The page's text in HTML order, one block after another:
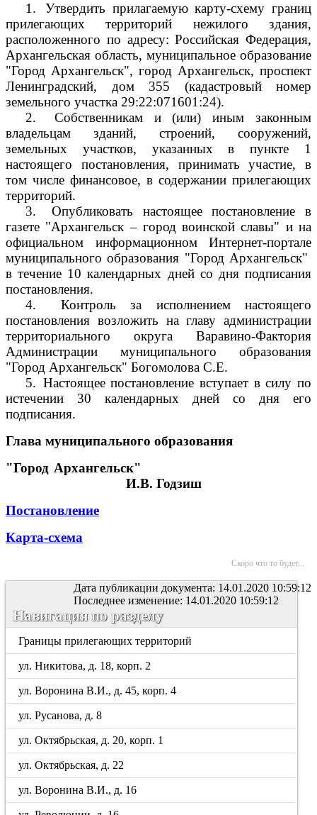
1.
Утвердить прилагаемую карту-схему границ
прилегающих территорий нежилого здания,
расположенного по адресу: Российская Федерация,
Архангельская область, муниципальное образование
"Город Архангельск", город Архангельск, проспект
Ленинградский, дом 355 (кадастровый номер
земельного участка 29:22:071601:24).
2.
Собственникам и (или) иным законным
владельцам зданий, строений, сооружений,
земельных участков, указанных в пункте 1
настоящего постановления, принимать участие, в
том числе финансовое, в содержании прилегающих
территорий.
3.
Опубликовать настоящее постановление в
газете "Архангельск – город воинской славы" и на
официальном информационном Интернет-портале
муниципального образования "Город Архангельск"
в течение 10 календарных дней со дня подписания
постановления.
4.
Контроль за исполнением настоящего
постановления возложить на главу администрации
территориального округа Варавино-Фактория
Администрации муниципального образования
"Город Архангельск" Богомолова С.Е.
5. Настоящее постановление вступает в силу по
истечении 30 календарных дней со дня его
подписания.
Глава муниципального образования
"Город Архангельск"
И.В. Годзиш
Постановление
Карта-схема
Скоро что то будет...
Дата публикации документа: 14.01.2020 10:59:12
Последнее изменение: 14.01.2020 10:59:12
Навигация по разделу
Границы прилегающих территорий
ул. Никитова, д. 18, корп. 2
ул. Воронина В.И., д. 45, корп. 4
ул. Русанова, д. 8
ул. Октябрьская, д. 20, корп. 1
ул. Октябрьская, д. 22
ул. Воронина В.И., д. 16